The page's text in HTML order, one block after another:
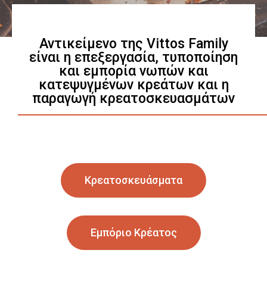
Αντικείμενο της Vittos Family
είναι η επεξεργασία, τυποποίηση
και εμπορία νωπών και
κατεψυγμένων κρεάτων και η
παραγωγή κρεατοσκευασμάτων
Κρεατοσκευάσματα
Εμπόριο Κρέατος